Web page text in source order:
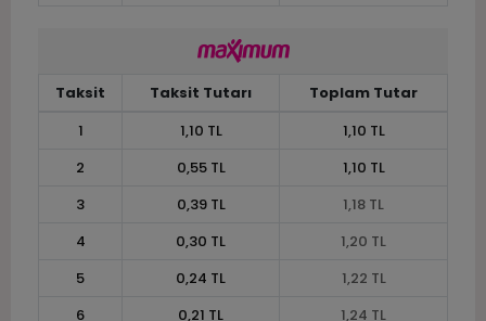
Taksit Taksit Tutarı
Toplam Tutar
1
1,10 TL
1,10 TL
2
0,55 TL
1,10 TL
3
0,39 TL
1,18 TL
4
0,30 TL
1,20 TL
5
0,24 TL
1,22 TL
6
0,21 TL 1,24 TL